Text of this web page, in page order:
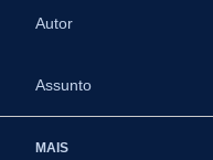
Autor
Assunto
MAIS